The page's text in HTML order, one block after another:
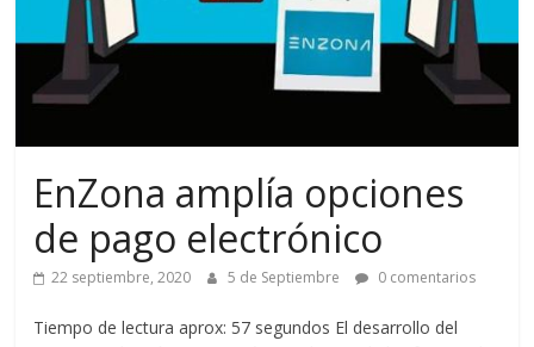
EnZona amplía opciones
de pago electrónico
22 septiembre, 2020 5 de Septiembre 0 comentarios
Tiempo de lectura aprox: 57 segundos El desarrollo del